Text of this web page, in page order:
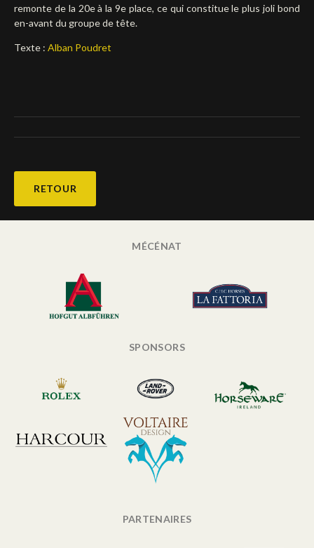
remonte de la 20e à la 9e place, ce qui constitue le plus joli bond
en-avant du groupe de tête.
Texte : Alban Poudret
RETOUR
MÉCÉNAT
SPONSORS
PARTENAIRES